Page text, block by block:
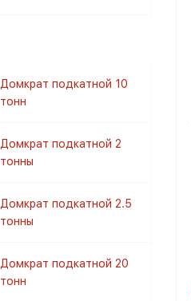
Домкрат подкатной 10
тонн
Домкрат подкатной 2
тонны
Домкрат подкатной 2.5
тонны
Домкрат подкатной 20
тонн